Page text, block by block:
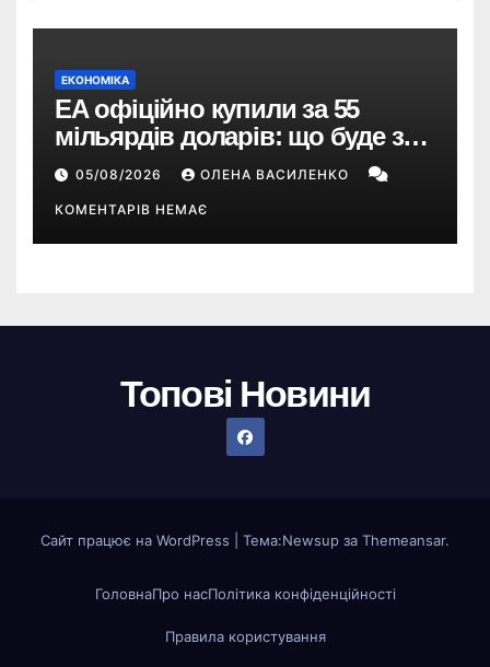
ЕКОНОМІКА
EA офіційно купили за 55
мільярдів доларів: що буде з
EA Sports FC, Battlefield і The
Sims
05/08/2026 ОЛЕНА ВАСИЛЕНКО
КОМЕНТАРІВ НЕМАЄ
Топові Новини
Сайт працює на WordPress Тема:Newsup за Themeansar.
ГоловнаПро насПолітика конфіденційності
Правила користування